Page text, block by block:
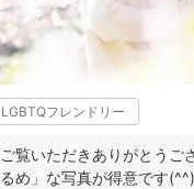
LGBTQフレンドリー
ご覧いただきありがとうご
るめ」な写真が得意です